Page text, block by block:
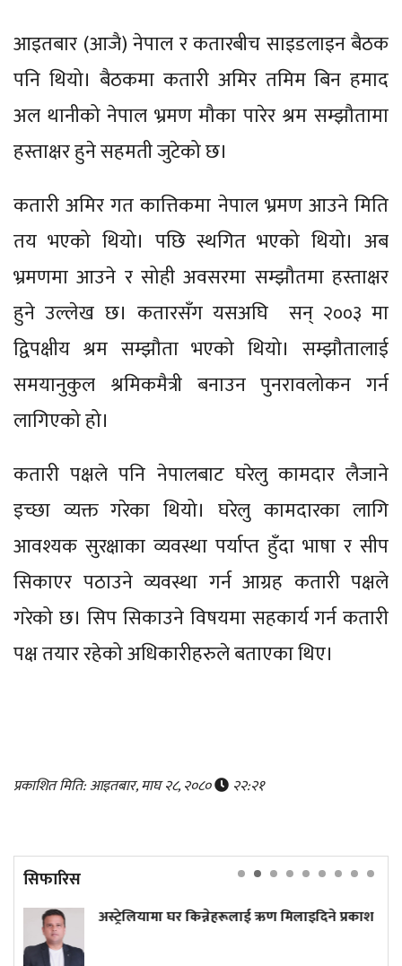
आइतबार (आजै) नेपाल र कतारबीच साइडलाइन बैठक
पनि थियो। बैठकमा कतारी अमिर तमिम बिन हमाद
अल थानीको नेपाल भ्रमण मौका पारेर श्रम सम्झौतामा
हस्ताक्षर हुने सहमती जुटेको छ।
कतारी अमिर गत कात्तिकमा नेपाल भ्रमण आउने मिति
तय भएको थियो। पछि स्थगित भएको थियो। अब
भ्रमणमा आउने र सोही अवसरमा सम्झौतमा हस्ताक्षर
हुने उल्लेख छ। कतारसँग यसअघि सन् २००३ मा
द्विपक्षीय श्रम सम्झौता भएको थियो। सम्झौतालाई
समयानुकुल श्रमिकमैत्री बनाउन पुनरावलोकन गर्न
लागिएको हो।
कतारी पक्षले पनि नेपालबाट घरेलु कामदार लैजाने
इच्छा व्यक्त गरेका थियो। घरेलु कामदारका लागि
आवश्यक सुरक्षाका व्यवस्था पर्याप्त हुँदा भाषा र सीप
सिकाएर पठाउने व्यवस्था गर्न आग्रह कतारी पक्षले
गरेको छ। सिप सिकाउने विषयमा सहकार्य गर्न कतारी
पक्ष तयार रहेको अधिकारीहरुले बताएका थिए।
प्रकाशित मिति: आइतबार, माघ २८, २०८० २२:२१
सिफारिस
घर किन्नेहरूलाई ऋण मिलाइदिने प्रकाश